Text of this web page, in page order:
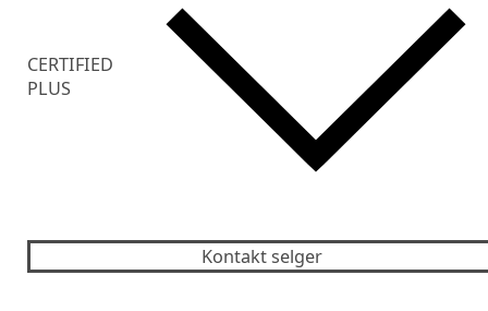
CERTIFIED
PLUS
Kontakt selger